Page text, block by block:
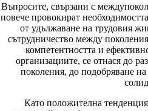
Въпросите, свързани с
повече провокират
от удължаване на трудовия
сътрудничество между
компетентността и
организациите, се отнася до
поколения, до подобряване
Като положителна